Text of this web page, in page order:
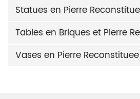
Statues en Pierre
Tables en Briques et Pierre
Vases en Pierre Reconstituee